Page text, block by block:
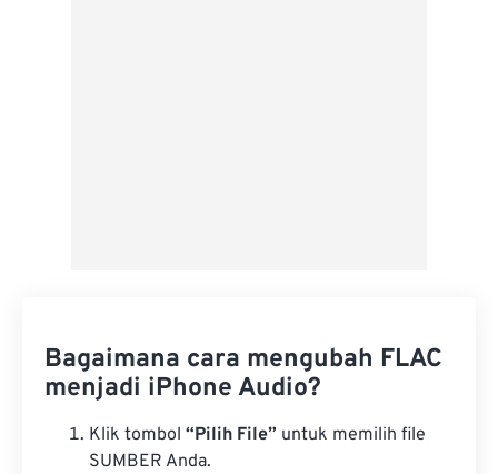
Bagaimana cara mengubah FLAC
menjadi iPhone Audio?
Klik tombol “Pilih File” untuk memilih file
SUMBER Anda.